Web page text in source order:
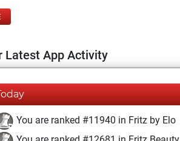
Latest App Activity
You are ranked #11940 in Fritz by Elo